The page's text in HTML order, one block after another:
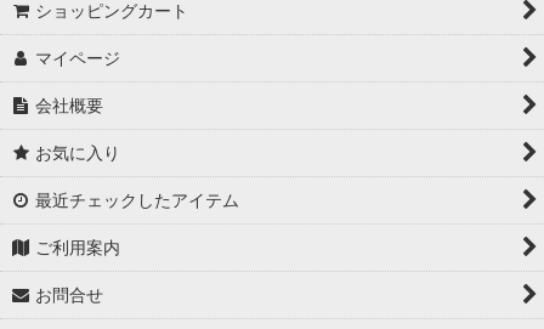
ショッピングカート
マイページ
会社概要
お気に入り
最近チェックしたアイテム
ご利用案内
お問合せ